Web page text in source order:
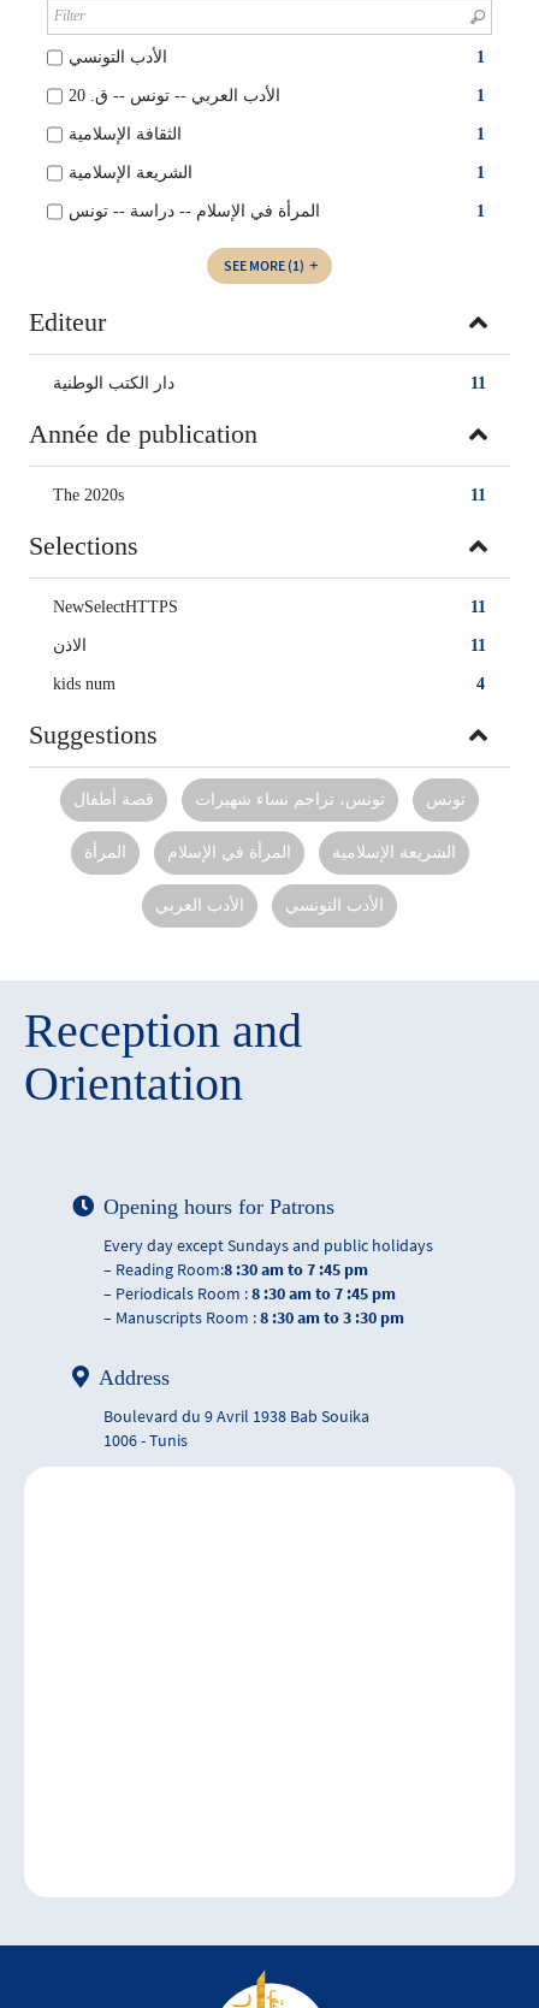
1 الأدب التونسي
1 الأدب العربي‏ -- ‏تونس‏ -- ‏ق. 20‏
1 الثقافة الإسلامية
1 الشريعة الإسلامية
1 المرأة في الإسلام -- دراسة -- تونس
SEE MORE (1)
Editeur
11 دار الكتب الوطنية
Année de publication
11
The 2020s
Selections
11
NewSelectHTTPS
11 الاذن
4
kids num
Suggestions
قصة أطفال تونس، تراجم نساء شهيرات تونس
المرأة‏ المرأة في الإسلام الشريعة الإسلامية
الأدب العربي‏ الأدب التونسي
Reception and
Orientation
Opening hours for Patrons
Every day except Sundays and public holidays
– Reading Room:8 :30 am to 7 :45 pm
– Periodicals Room :8 :30 am to 7 :45 pm
– Manuscripts Room :8 :30 am to 3 :30 pm
Address
Boulevard du 9 Avril 1938 Bab Souika
1006 - Tunis